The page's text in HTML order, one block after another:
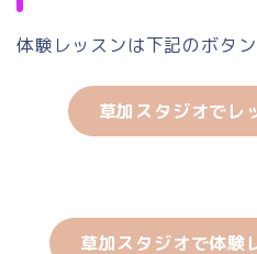
体験レッスンは下記のボタ
草加スタジオでレ
草加スタジオで体験